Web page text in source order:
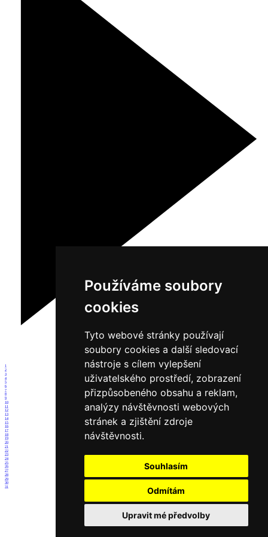
Používáme soubory
cookies
Tyto webové stránky používají
soubory cookies a další sledovací
nástroje s cílem vylepšení
uživatelského prostředí, zobrazení
přizpůsobeného obsahu a reklam,
analýzy návštěvnosti webových
stránek a zjištění zdroje
návštěvnosti.
Souhlasím
Odmítám
Upravit mé předvolby
1
2
3
4
5
6
7
8
9
10
11
12
13
14
15
16
17
18
19
20
21
22
23
24
25
26
27
28
29
30
31